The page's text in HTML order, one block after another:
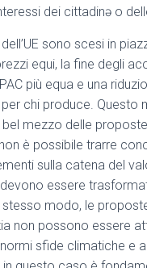
dei cittadinə o
sono scesi in
equi, la fine degli
più equa e una
chi produce. Questo
mezzo delle
non è possibile trarre
sulla catena del
essere
modo, le
non possono essere
sfide climatiche e